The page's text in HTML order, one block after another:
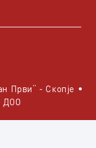
Први“ - Скопје •
ДОО